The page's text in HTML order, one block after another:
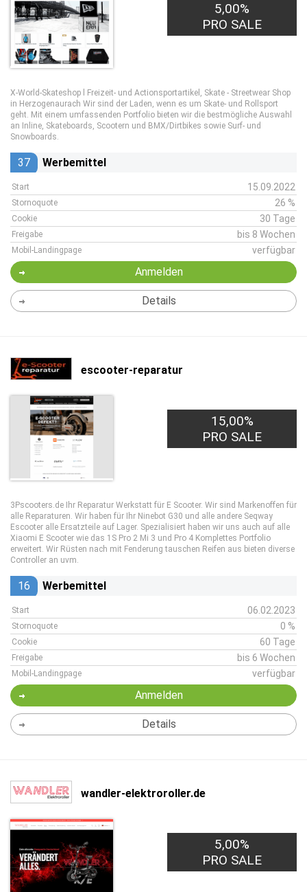
5,00%
PRO SALE
X-World-Skateshop l Freizeit- und Actionsportartikel, Skate - Streetwear Shop
in Herzogenaurach Wir sind der Laden, wenn es um Skate- und Rollsport
geht. Mit einem umfassenden Portfolio bieten wir die bestmögliche Auswahl
an Inline, Skateboards, Scootern und BMX/Dirtbikes sowie Surf- und
Snowboards.
37 Werbemittel
Start 15.09.2022
Stornoquote 26 %
Cookie 30 Tage
Freigabe bis 8 Wochen
Mobil-Landingpage verfügbar
Anmelden
Details
escooter-reparatur
15,00%
PRO SALE
3Pscooters.de Ihr Reparatur Werkstatt für E Scooter. Wir sind Markenoffen für
alle Reparaturen. Wir haben für Ihr Ninebot G30 und alle andere Seqway
Escooter alle Ersatzteile auf Lager. Spezialisiert haben wir uns auch auf alle
Xiaomi E Scooter wie das 1S Pro 2 Mi 3 und Pro 4 Komplettes Portfolio
erweitert. Wir Rüsten nach mit Fenderung tauschen Reifen aus bieten diverse
Controller an uvm.
16 Werbemittel
Start 06.02.2023
Stornoquote 0 %
Cookie 60 Tage
Freigabe bis 6 Wochen
Mobil-Landingpage verfügbar
Anmelden
Details
wandler-elektroroller.de
5,00%
PRO SALE